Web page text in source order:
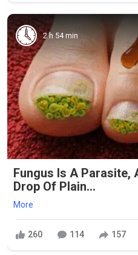
2 h 54 min
Fungus Is A Parasite,
Drop Of Plain...
More
260 114 157